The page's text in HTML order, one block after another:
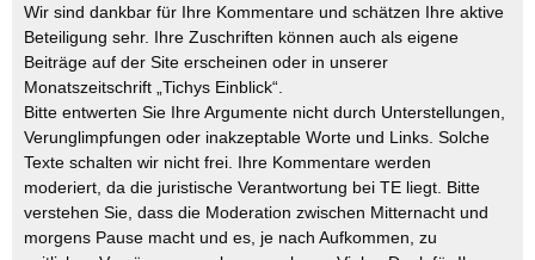
Wir sind dankbar für Ihre Kommentare und schätzen Ihre aktive
Beteiligung sehr. Ihre Zuschriften können auch als eigene
Beiträge auf der Site erscheinen oder in unserer
Monatszeitschrift „Tichys Einblick“.
Bitte entwerten Sie Ihre Argumente nicht durch Unterstellungen,
Verunglimpfungen oder inakzeptable Worte und Links. Solche
Texte schalten wir nicht frei. Ihre Kommentare werden
moderiert, da die juristische Verantwortung bei TE liegt. Bitte
verstehen Sie, dass die Moderation zwischen Mitternacht und
morgens Pause macht und es, je nach Aufkommen, zu